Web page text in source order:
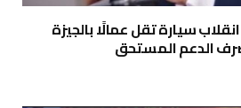
سيارة تقل عمالًا بالجيزة
الدعم المستحق